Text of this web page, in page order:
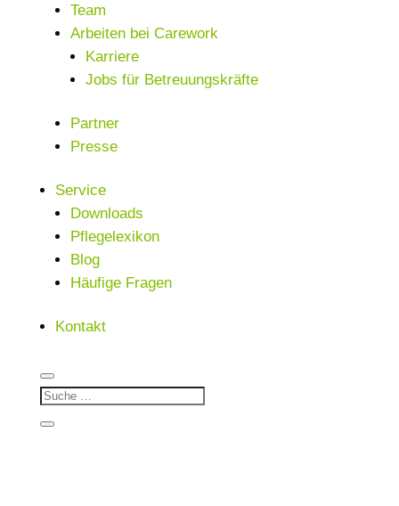
Team
Arbeiten bei Carework
Karriere
Jobs für Betreuungskräfte
Partner
Presse
Service
Downloads
Pflegelexikon
Blog
Häufige Fragen
Kontakt